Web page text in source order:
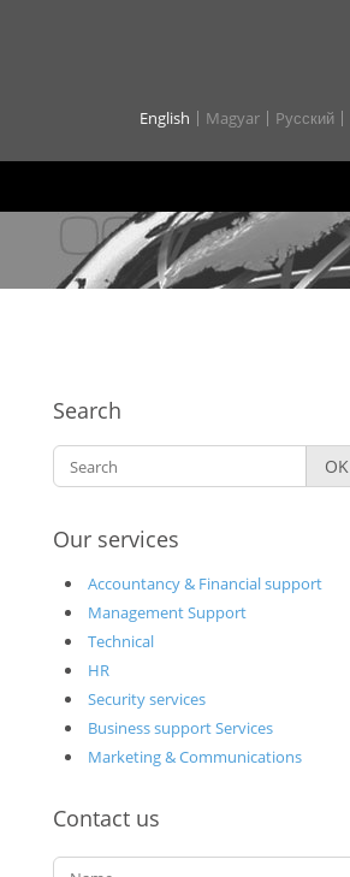
English Magyar Pусский
Search
OK
Our services
Accountancy & Financial support
Management Support
Technical
HR
Security services
Business support Services
Marketing & Communications
Contact us